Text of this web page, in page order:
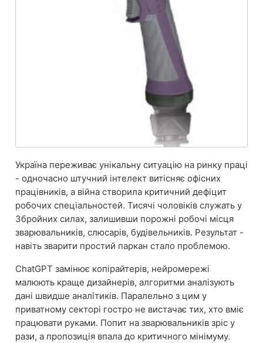
Україна переживає унікальну ситуацію на ринку праці
- одночасно штучний інтелект витісняє офісних
працівників, а війна створила критичний дефіцит
робочих спеціальностей. Тисячі чоловіків служать у
Збройних силах, залишивши порожні робочі місця
зварювальників, слюсарів, будівельників. Результат -
навіть зварити простий паркан стало проблемою.
ChatGPT замінює копірайтерів, нейромережі
малюють краще дизайнерів, алгоритми аналізують
дані швидше аналітиків. Паралельно з цим у
приватному секторі гостро не вистачає тих, хто вміє
працювати руками. Попит на зварювальників зріс у
рази, а пропозиція впала до критичного мінімуму.